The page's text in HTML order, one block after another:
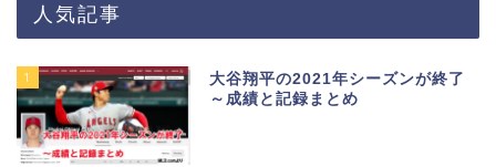
人気記事
1
大谷翔平の2021年シーズンが終了
～成績と記録まとめ